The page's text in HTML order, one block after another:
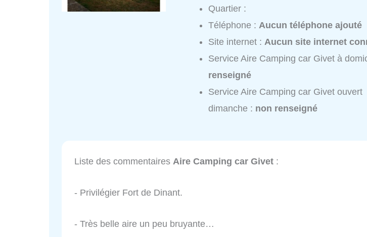
Quartier :
Téléphone : Aucun téléphone ajouté
Site internet : Aucun site internet
Service Aire Camping car Givet à
renseigné
Service Aire Camping car Givet ouvert
dimanche : non renseigné
Liste des commentaires Aire Camping car Givet :
- Privilégier Fort de Dinant.
- Très belle aire un peu bruyante…